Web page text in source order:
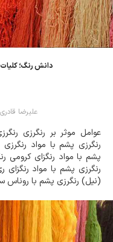
دانش رنگ؛
علیرضا قادری
عوامل موثر بر رنگرزی
رنگرزی پشم با مواد
پشم با مواد رنگزای کرومی
رنگرزی پشم با مواد رنگزای
(نیل) رنگرزی پشم با روناس
اسپرک فق...